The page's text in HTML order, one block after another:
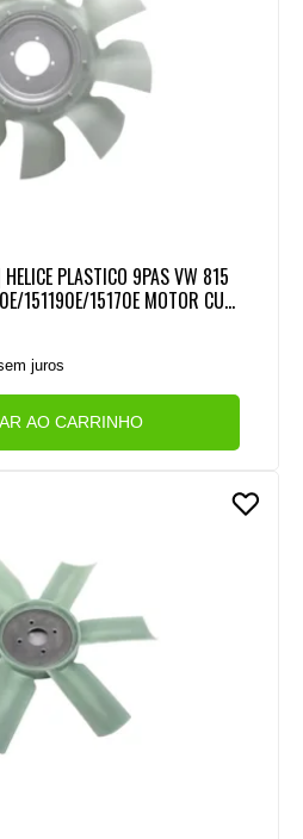
PLASTICO 9PAS VW 815
151190E/15170E MOTOR CUM
juros
AO CARRINHO